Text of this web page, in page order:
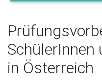
SchülerInnen
in Österreich